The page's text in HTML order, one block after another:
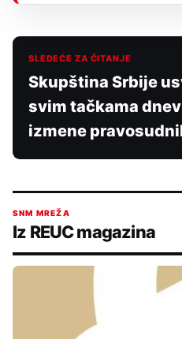
SLEDEĆE ZA ČITANJE
Skupština Srbije
svim tačkama
izmene
SNM MREŽA
Iz REUC magazina